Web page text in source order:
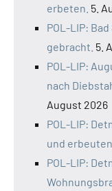
erbeten. 5.
POL-LIP:
gebracht. 5.
POL-LIP:
nach
August 2026
POL-LIP:
und
POL-LIP: